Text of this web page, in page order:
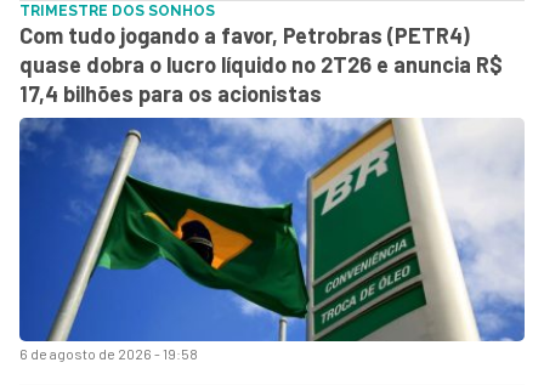
6 de agosto de 2026 - 19:58
TRIMESTRE DOS SONHOS
Com tudo jogando a favor, Petrobras (PETR4)
quase dobra o lucro líquido no 2T26 e anuncia R$
17,4 bilhões para os acionistas